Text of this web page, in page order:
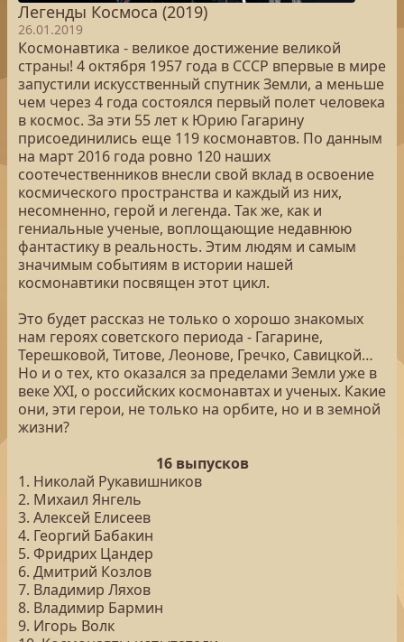
Легенды Космоса (2019)
26.01.2019
Космонавтика - великое достижение великой
страны! 4 октября 1957 года в СССР впервые в мире
запустили искусственный спутник Земли, а меньше
чем через 4 года состоялся первый полет человека
в космос. За эти 55 лет к Юрию Гагарину
присоединились еще 119 космонавтов. По данным
на март 2016 года ровно 120 наших
соотечественников внесли свой вклад в освоение
космического пространства и каждый из них,
несомненно, герой и легенда. Так же, как и
гениальные ученые, воплощающие недавнюю
фантастику в реальность. Этим людям и самым
значимым событиям в истории нашей
космонавтики посвящен этот цикл.
Это будет рассказ не только о хорошо знакомых
нам героях советского периода - Гагарине,
Терешковой, Титове, Леонове, Гречко, Савицкой…
Но и о тех, кто оказался за пределами Земли уже в
веке XXI, о российских космонавтах и ученых. Какие
они, эти герои, не только на орбите, но и в земной
жизни?
16 выпусков
1. Николай Рукавишников
2. Михаил Янгель
3. Алексей Елисеев
4. Георгий Бабакин
5. Фридрих Цандер
6. Дмитрий Козлов
7. Владимир Ляхов
8. Владимир Бармин
9. Игорь Волк